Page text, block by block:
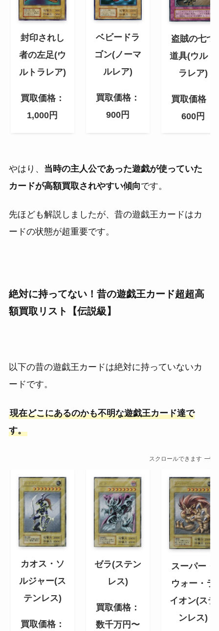
封印されし
者の左足(ウ
ルトラレア)
買取価格：
1,000円
ベビードラ
ゴン(ノーマ
ルレア)
買取価格：
900円
盗賊の七つ
道具(ウルト
ラレア)
買取価格：
600円
やはり、 当時の主人公であった遊戯が使っていた
カードが高額買取されやすい傾向です。
先ほども解説しましたが、昔の遊戯王カードはカ
ードの状態が超重要です。
絶対に持ってない！昔の遊戯王カード超超高
額買取リスト【伝説級】
以下の昔の遊戯王カードは絶対に持っていないカ
ードです。
現在どこにあるのかも不明な遊戯王カード達で
す。
スクロールできます
カオス・ソ
ルジャー(ス
テンレス)
買取価格：
ゼラ(ステン
レス)
買取価格：
数千万円〜
スーパー・
ウォー・ラ
イオン(ステ
ンレス)